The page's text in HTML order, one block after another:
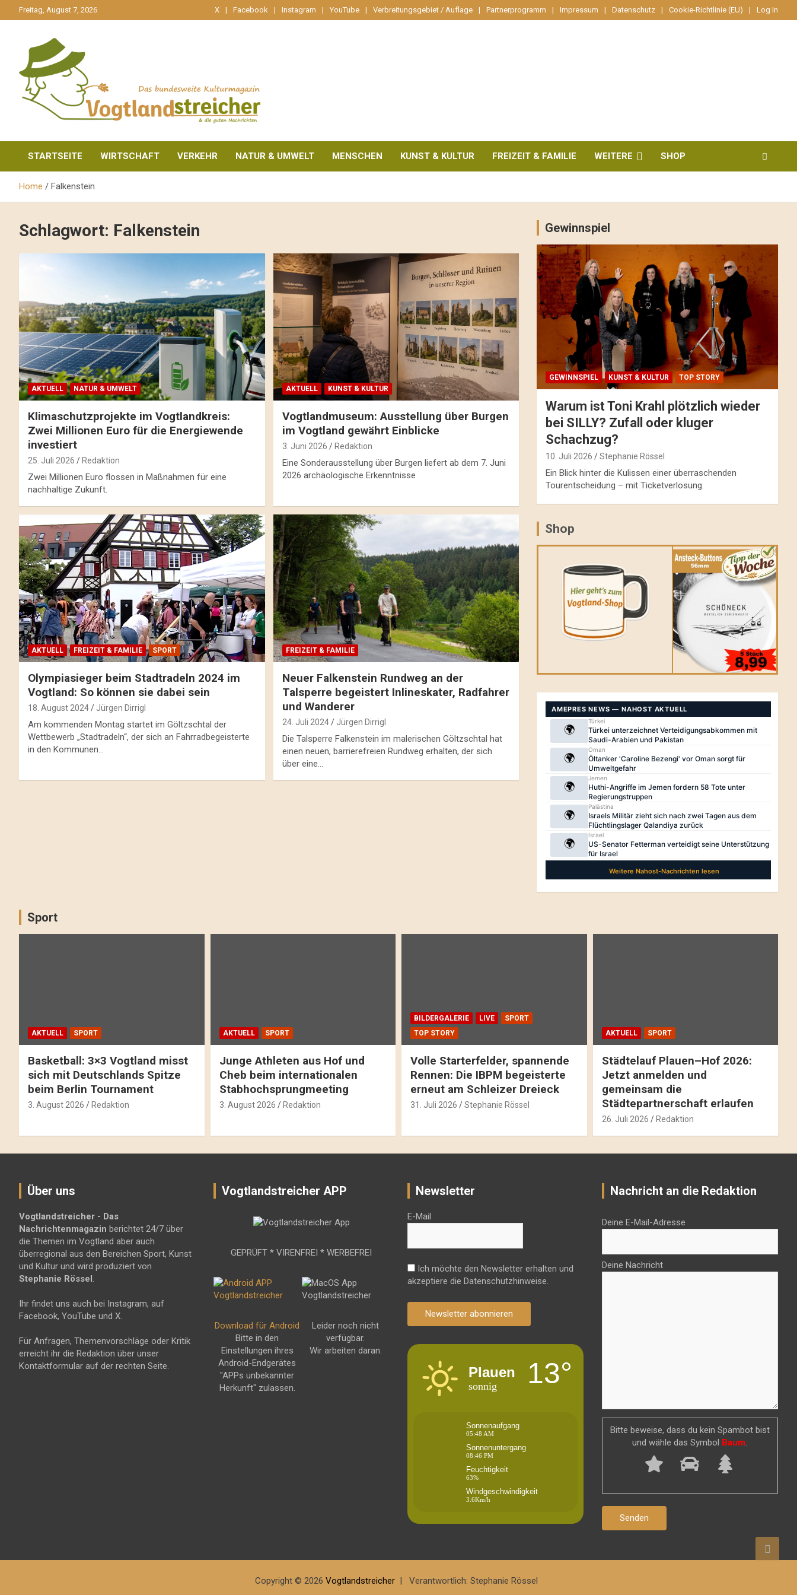
zum
Freitag, August 7, 2026 X Facebook Instagram YouTube Verbreitungsgebiet / Auflage Partnerprogramm Impressum Datenschutz Cookie-Richtlinie (EU) Log In
Vogtlandstreicher
STARTSEITE WIRTSCHAFT VERKEHR NATUR & UMWELT MENSCHEN KUNST & KULTUR FREIZEIT & FAMILIE WEITERE SHOP
Home Falkenstein
Schlagwort: Falkenstein
AKTUELL NATUR & UMWELT
Klimaschutzprojekte im Vogtlandkreis:
Zwei Millionen Euro für die Energiewende
investiert
25. Juli 2026 Redaktion
Zwei Millionen Euro flossen in Maßnahmen für eine
nachhaltige Zukunft.
AKTUELL KUNST & KULTUR
Vogtlandmuseum: Ausstellung über Burgen
im Vogtland gewährt Einblicke
3. Juni 2026 Redaktion
Eine Sonderausstellung über Burgen liefert ab dem 7. Juni
2026 archäologische Erkenntnisse
AKTUELL FREIZEIT & FAMILIE SPORT
Olympiasieger beim Stadtradeln 2024 im
Vogtland: So können sie dabei sein
18. August 2024 Jürgen Dirrigl
Am kommenden Montag startet im Göltzschtal der
Wettbewerb „Stadtradeln“, der sich an Fahrradbegeisterte
in den Kommunen…
FREIZEIT & FAMILIE
Neuer Falkenstein Rundweg an der
Talsperre begeistert Inlineskater, Radfahrer
und Wanderer
24. Juli 2024 Jürgen Dirrigl
Die Talsperre Falkenstein im malerischen Göltzschtal hat
einen neuen, barrierefreien Rundweg erhalten, der sich
über eine…
Gewinnspiel
GEWINNSPIEL KUNST & KULTUR TOP STORY
Warum ist Toni Krahl plötzlich wieder
bei SILLY? Zufall oder kluger
Schachzug?
10. Juli 2026 Stephanie Rössel
Ein Blick hinter die Kulissen einer überraschenden
Tourentscheidung – mit Ticketverlosung.
Shop
Sport
AKTUELL SPORT
Basketball: 3×3 Vogtland misst
sich mit Deutschlands Spitze
beim Berlin Tournament
3. August 2026 Redaktion
AKTUELL SPORT
Junge Athleten aus Hof und
Cheb beim internationalen
Stabhochsprungmeeting
3. August 2026 Redaktion
BILDERGALERIE LIVE
SPORT
TOP STORY
Volle Starterfelder, spannende
Rennen: Die IBPM begeisterte
erneut am Schleizer Dreieck
31. Juli 2026 Stephanie Rössel
AKTUELL SPORT
Städtelauf Plauen–Hof 2026:
Jetzt anmelden und
gemeinsam die
Städtepartnerschaft erlaufen
26. Juli 2026 Redaktion
Über uns
Vogtlandstreicher - Das
Nachrichtenmagazin berichtet 24/7 über
die Themen im Vogtland aber auch
überregional aus den Bereichen Sport, Kunst
und Kultur und wird produziert von
Stephanie Rössel.
Ihr findet uns auch bei Instagram, auf
Facebook, YouTube und X.
Für Anfragen, Themenvorschläge oder Kritik
erreicht ihr die Redaktion über unser
Kontaktformular auf der rechten Seite.
Vogtlandstreicher APP
GEPRÜFT * VIRENFREI * WERBEFREI
Download für Android
Bitte in den
Einstellungen ihres
Android-Endgerätes
"APPs unbekannter
Herkunft" zulassen.
Leider noch nicht
verfügbar.
Wir arbeiten daran.
Newsletter
E-Mail
Ich möchte den Newsletter erhalten und
akzeptiere die Datenschutzhinweise.
Newsletter abonnieren
Plauen
sonnig 13°
Sonnenaufgang
05:48 AM
Sonnenuntergang
08:46 PM
Feuchtigkeit
63%
Windgeschwindigkeit
3.6Km/h
Nachricht an die Redaktion
Deine E-Mail-Adresse
Deine Nachricht
Bitte beweise, dass du kein Spambot bist
und wähle das Symbol Baum.
Copyright © 2026 Vogtlandstreicher Verantwortlich: Stephanie Rössel